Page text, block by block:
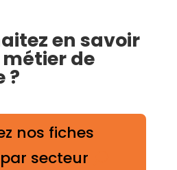
en savoir
de
?
nos fiches
secteur